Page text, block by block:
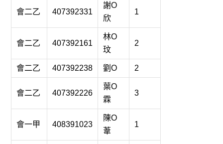
會二乙 407392331
謝O
欣
1
會二乙 407392161
林O
玟
2
會二乙 407392238 劉O 2
會二乙 407392226
葉O
霖
3
會一甲 408391023
陳O
葦
1